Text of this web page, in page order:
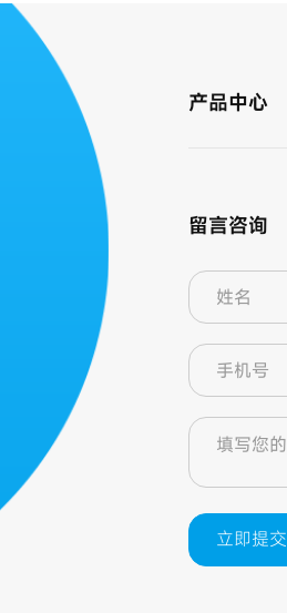
产品中心
留言咨询
立即提交